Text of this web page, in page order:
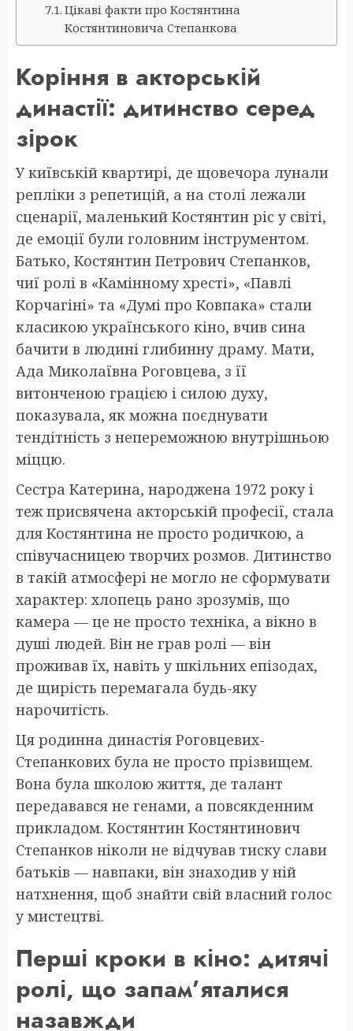
Цікаві факти про Костянтина
Костянтиновича Степанкова
Коріння в акторській
династії: дитинство серед
зірок
У київській квартирі, де щовечора лунали
репліки з репетицій, а на столі лежали
сценарії, маленький Костянтин ріс у світі,
де емоції були головним інструментом.
Батько, Костянтин Петрович Степанков,
чиї ролі в «Камінному хресті», «Павлі
Корчагіні» та «Думі про Ковпака» стали
класикою українського кіно, вчив сина
бачити в людині глибинну драму. Мати,
Ада Миколаївна Роговцева, з її
витонченою грацією і силою духу,
показувала, як можна поєднувати
тендітність з непереможною внутрішньою
міццю.
Сестра Катерина, народжена 1972 року і
теж присвячена акторській професії, стала
для Костянтина не просто родичкою, а
співучасницею творчих розмов. Дитинство
в такій атмосфері не могло не сформувати
характер: хлопець рано зрозумів, що
камера — це не просто техніка, а вікно в
душі людей. Він не грав ролі — він
проживав їх, навіть у шкільних епізодах,
де щирість перемагала будь-яку
нарочитість.
Ця родинна династія Роговцевих-
Степанкових була не просто прізвищем.
Вона була школою життя, де талант
передавався не генами, а повсякденним
прикладом. Костянтин Костянтинович
Степанков ніколи не відчував тиску слави
батьків — навпаки, він знаходив у ній
натхнення, щоб знайти свій власний голос
у мистецтві.
Перші кроки в кіно: дитячі
ролі, що запам’яталися
назавжди